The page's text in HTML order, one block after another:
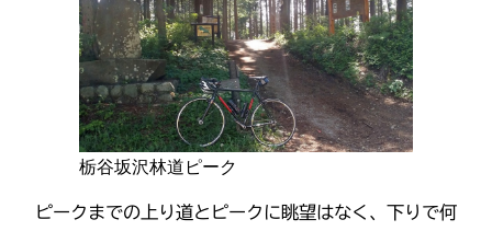
栃谷坂沢林道ピーク
ピークまでの上り道とピークに眺望はなく、下りで何